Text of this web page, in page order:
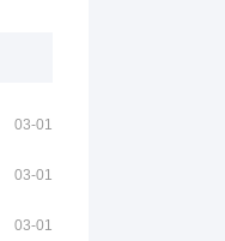
03-01
03-01
03-01